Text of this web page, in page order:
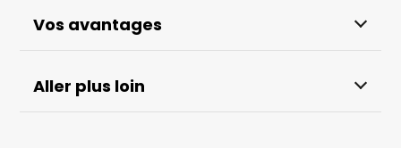
Vos avantages
Aller plus loin